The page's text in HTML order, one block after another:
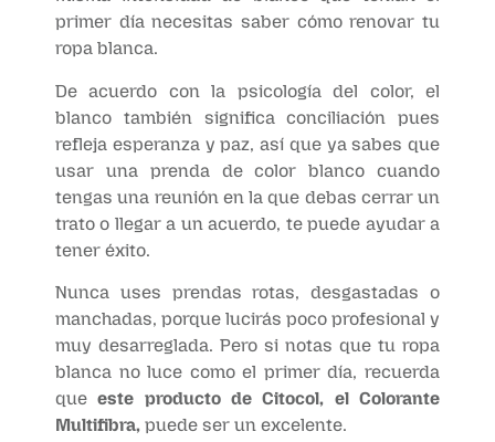
primer día necesitas saber cómo renovar tu
ropa blanca.
De acuerdo con la psicología del color, el
blanco también significa conciliación pues
refleja esperanza y paz, así que ya sabes que
usar una prenda de color blanco cuando
tengas una reunión en la que debas cerrar un
trato o llegar a un acuerdo, te puede ayudar a
tener éxito.
Nunca uses prendas rotas, desgastadas o
manchadas, porque lucirás poco profesional y
muy desarreglada. Pero si notas que tu ropa
blanca no luce como el primer día, recuerda
que este producto de Citocol, el Colorante
Multifibra, puede ser un excelente.